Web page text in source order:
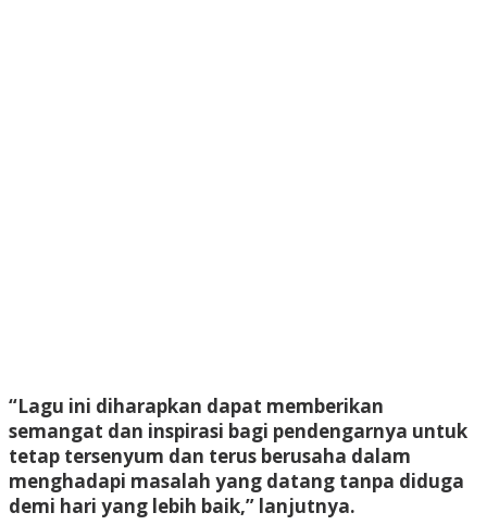
“Lagu ini diharapkan dapat memberikan
semangat dan inspirasi bagi pendengarnya untuk
tetap tersenyum dan terus berusaha dalam
menghadapi masalah yang datang tanpa diduga
demi hari yang lebih baik,” lanjutnya.